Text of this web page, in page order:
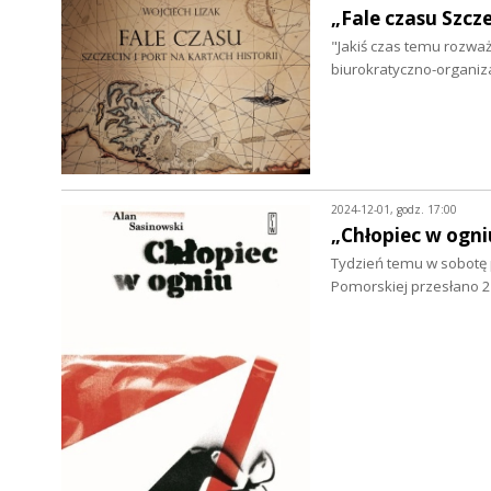
„Fale czasu
"Jakiś czas temu
biurokratyczno-
2024-12-01, godz. 17:00
„Chłopiec w
Tydzień temu w sobotę
Pomorskiej przesłano